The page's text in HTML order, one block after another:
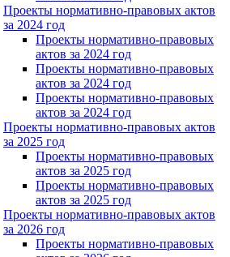
Проекты нормативно-правовых актов
за 2024 год
Проекты нормативно-правовых
актов за 2024 год
Проекты нормативно-правовых
актов за 2024 год
Проекты нормативно-правовых
актов за 2024 год
Проекты нормативно-правовых актов
за 2025 год
Проекты нормативно-правовых
актов за 2025 год
Проекты нормативно-правовых
актов за 2025 год
Проекты нормативно-правовых актов
за 2026 год
Проекты нормативно-правовых